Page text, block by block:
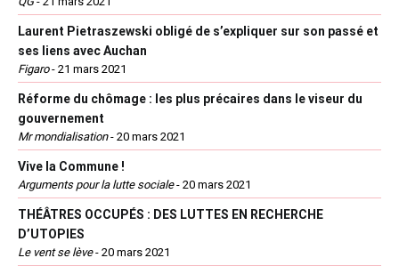
Laurent Pietraszewski obligé de s’expliquer sur son passé et
ses liens avec Auchan
Figaro- 21 mars 2021
Réforme du chômage : les plus précaires dans le viseur du
gouvernement
Mr mondialisation- 20 mars 2021
Vive la Commune !
Arguments pour la lutte sociale- 20 mars 2021
THÉÂTRES OCCUPÉS : DES LUTTES EN RECHERCHE
D’UTOPIES
Le vent se lève- 20 mars 2021